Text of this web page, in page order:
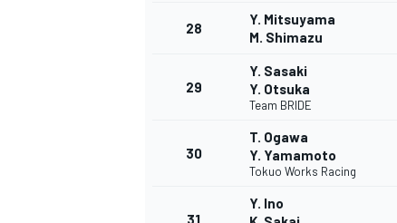
28
Y. Mitsuyama
M. Shimazu
29
Y. Sasaki
Y. Otsuka
Team BRIDE
30
T. Ogawa
Y. Yamamoto
Tokuo Works Racing
31
Y. Ino